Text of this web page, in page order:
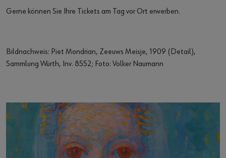
Gerne können Sie Ihre Tickets am Tag vor Ort erwerben.
Bildnachweis: Piet Mondrian, Zeeuws Meisje, 1909 (Detail),
Sammlung Würth, Inv. 8552; Foto: Volker Naumann